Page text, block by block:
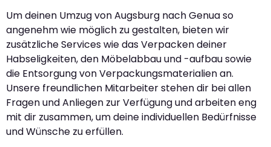
Um deinen Umzug von Augsburg nach Genua so
angenehm wie möglich zu gestalten, bieten wir
zusätzliche Services wie das Verpacken deiner
Habseligkeiten, den Möbelabbau und -aufbau sowie
die Entsorgung von Verpackungsmaterialien an.
Unsere freundlichen Mitarbeiter stehen dir bei allen
Fragen und Anliegen zur Verfügung und arbeiten eng
mit dir zusammen, um deine individuellen Bedürfnisse
und Wünsche zu erfüllen.